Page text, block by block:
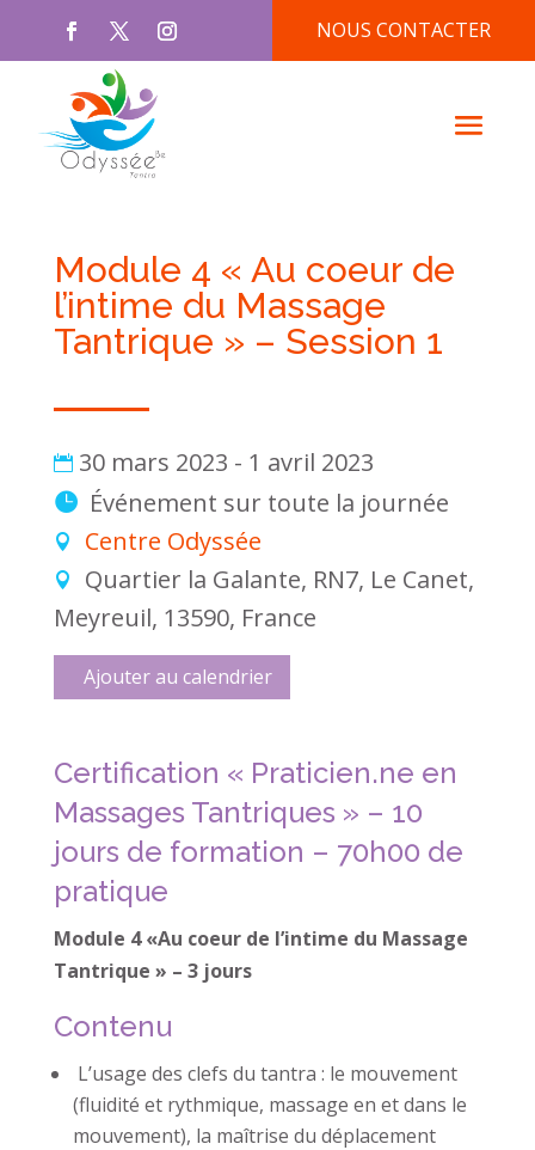
NOUS CONTACTER
Module 4 « Au coeur de
l’intime du Massage
Tantrique » – Session 1
30 mars 2023 - 1 avril 2023
Événement sur toute la journée
Centre Odyssée
Quartier la Galante, RN7, Le Canet,
Meyreuil, 13590, France
Ajouter au calendrier
Certification « Praticien.ne en
Massages Tantriques » – 10
jours de formation – 70h00 de
pratique
Module 4 «Au coeur de l’intime du Massage
Tantrique » – 3 jours
Contenu
L’usage des clefs du tantra : le mouvement
(fluidité et rythmique, massage en et dans le
mouvement), la maîtrise du déplacement